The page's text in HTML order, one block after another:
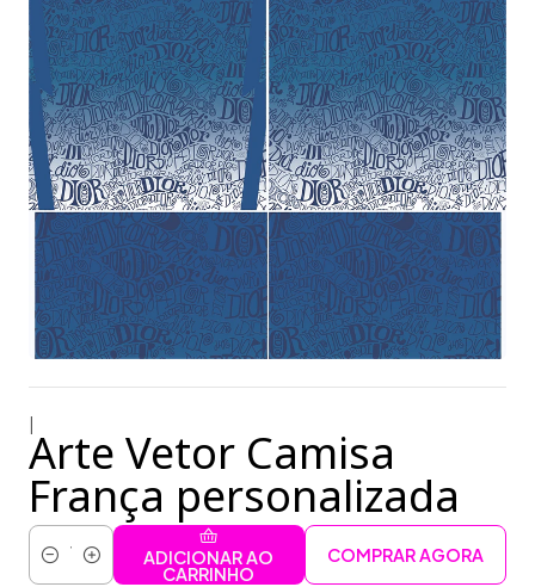
Arte Vetor Camisa
França personalizada
Quantidade
ADICIONAR AO
CARRINHO
COMPRAR AGORA